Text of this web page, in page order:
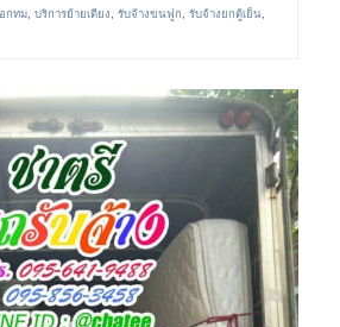
กทม บริการย้ายเตียง รับจ้างขนฟูก รับจ้างยกตู้เย็น